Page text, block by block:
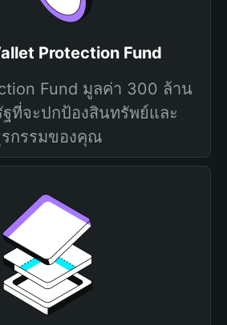
Protection Fund
Fund มูลค่า 300 ล้าน
ที่จะปกป้องสินทรัพย์และ
กรรมของคุณ